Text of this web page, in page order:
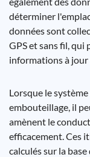
déterminer
données sont
GPS et sans fil,
informations à jour
Lorsque le
embouteillage, il
amènent le
efficacement. Ces
calculés sur la